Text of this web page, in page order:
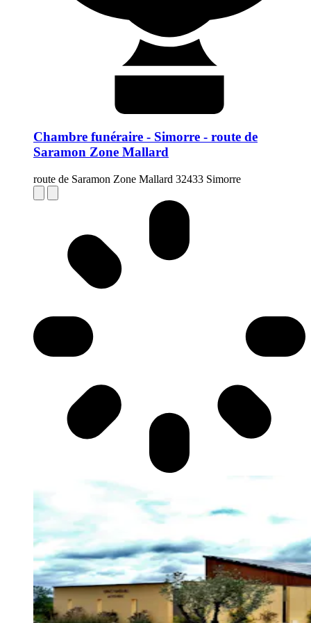
Chambre funéraire - Simorre - route de
Saramon Zone Mallard
route de Saramon Zone Mallard 32433 Simorre